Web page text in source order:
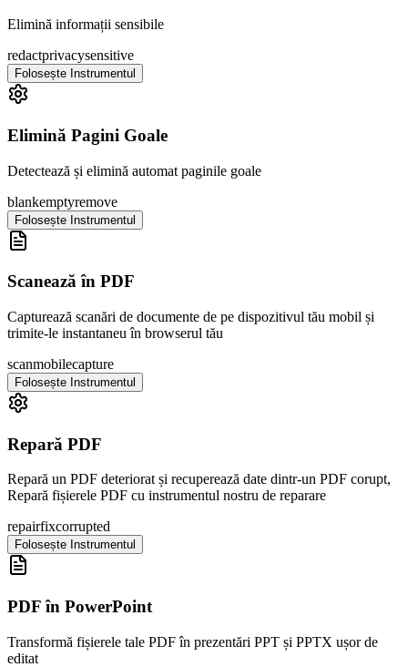
Elimină informații sensibile
redactprivacysensitive
Folosește Instrumentul
Elimină Pagini Goale
Detectează și elimină automat paginile goale
blankemptyremove
Folosește Instrumentul
Scanează în PDF
Capturează scanări de documente de pe dispozitivul tău mobil și
trimite-le instantaneu în browserul tău
scanmobilecapture
Folosește Instrumentul
Repară PDF
Repară un PDF deteriorat și recuperează date dintr-un PDF corupt,
Repară fișierele PDF cu instrumentul nostru de reparare
repairfixcorrupted
Folosește Instrumentul
PDF în PowerPoint
Transformă fișierele tale PDF în prezentări PPT și PPTX ușor de
editat